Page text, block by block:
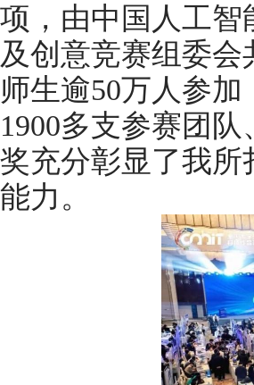
项，由中国人工
及创意竞赛组委
师生逾50万人参
1900多支参赛团
奖充分彰显了我
能力。